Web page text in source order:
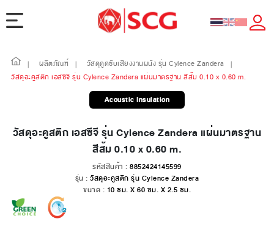
| ผลิตภัณฑ์ | วัสดุดูดซับเสียงงานผนัง รุ่น Cylence Zandera
|
วัสดุอะคูสติก เอสซีจี รุ่น Cylence Zandera แผ่นมาตรฐาน สีส้ม 0.10 x 0.60 m.
Acoustic Insulation
วัสดุอะคูสติก เอสซีจี รุ่น Cylence Zandera แผ่นมาตรฐาน
สีส้ม 0.10 x 0.60 m.
รหัสสินค้า : 8852424145599
รุ่น : วัสดุอะคูสติก รุ่น Cylence Zandera
ขนาด : 10 ซม. X 60 ซม. X 2.5 ซม.